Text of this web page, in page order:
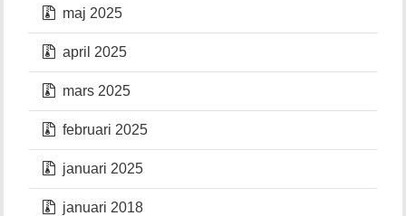
maj 2025
april 2025
mars 2025
februari 2025
januari 2025
januari 2018